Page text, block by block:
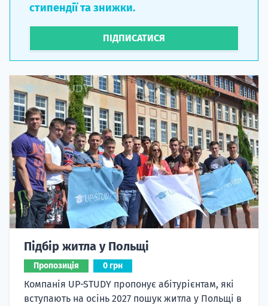
стипендії та знижки.
ПІДПИСАТИСЯ
Підбір житла у Польщі
Пропозиція 0 грн
Компанія UP-STUDY пропонує абітурієнтам, які
вступають на осінь 2027 пошук житла у Польщі в